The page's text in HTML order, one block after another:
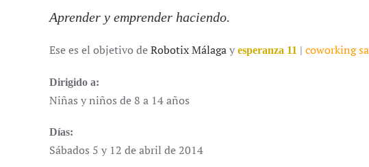
Aprender y emprender haciendo.
Ese es el objetivo deRobotix Málagay esperanza 11 | coworking
Dirigido a:
Niñas y niños de 8 a 14 años
Días:
Sábados 5 y 12 de abril de 2014